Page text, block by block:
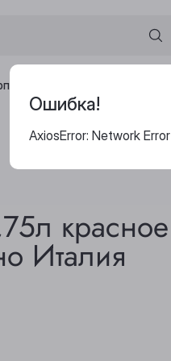
клиентам
красное
Италия
Ошибка!
AxiosError: Network Error